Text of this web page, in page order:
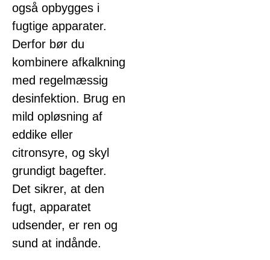
også opbygges i
fugtige apparater.
Derfor bør du
kombinere afkalkning
med regelmæssig
desinfektion. Brug en
mild opløsning af
eddike eller
citronsyre, og skyl
grundigt bagefter.
Det sikrer, at den
fugt, apparatet
udsender, er ren og
sund at indånde.